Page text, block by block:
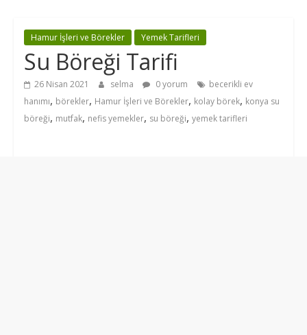
Hamur İşleri ve Börekler Yemek Tarifleri
Su Böreği Tarifi
26 Nisan 2021 selma 0 yorum
becerikli ev
hanımı, börekler, Hamur İşleri ve Börekler, kolay börek, konya su
böreği, mutfak, nefis yemekler, su böreği, yemek tarifleri